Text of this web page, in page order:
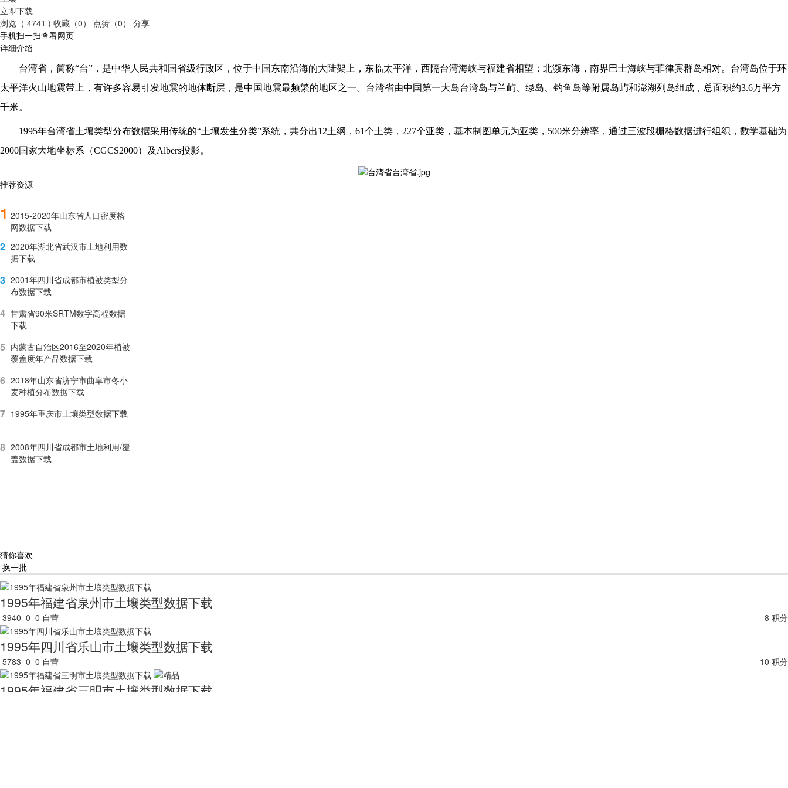
立即下载
浏览（ 4741 ) 收藏（0） 点赞（0）
分享
手机扫一扫查看网页
详细介绍
台湾省，简称“台”，是中华人民共和国省级行政区，位于中国东南沿海的大陆架上，东临太平洋，西隔台湾海峡与福建省相望；北濒东海，南界巴士海峡与菲律宾群岛相对。台湾岛位于环
太平洋火山地震带上，有许多容易引发地震的地体断层，是中国地震最频繁的地区之一。台湾省由中国第一大岛台湾岛与兰屿、绿岛、钓鱼岛等附属岛屿和澎湖列岛组成，总面积约3.6万平方
千米。
1995年台湾省土壤类型分布数据采用传统的“土壤发生分类”系统，共分出12土纲，61个土类，227个亚类，基本制图单元为亚类，500米分辨率，通过三波段栅格数据进行组织，数学基础为
2000国家大地坐标系（CGCS2000）及Albers投影。
推荐资源
1 2015-2020年山东省人口密度格
网数据下载
2 2020年湖北省武汉市土地利用数
据下载
3 2001年四川省成都市植被类型分
布数据下载
4 甘肃省90米SRTM数字高程数据
下载
5 内蒙古自治区2016至2020年植被
覆盖度年产品数据下载
6 2018年山东省济宁市曲阜市冬小
麦种植分布数据下载
7 1995年重庆市土壤类型数据下载
8 2008年四川省成都市土地利用/覆
盖数据下载
猜你喜欢
换一批
1995年福建省泉州市土壤类型数据下载
3940 0 0 自营 8 积分
1995年四川省乐山市土壤类型数据下载
5783 0 0 自营 10 积分
1995年福建省三明市土壤类型数据下载